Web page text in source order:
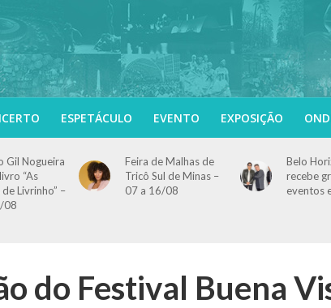
ESPETÁCULO EVENTO EXPOSIÇÃO
Gil Nogueira
“As
Livrinho” –
08
Feira de Malhas de
Tricô Sul de Minas –
07 a 16/08
Belo
recebe
eventos
do Festival Buena